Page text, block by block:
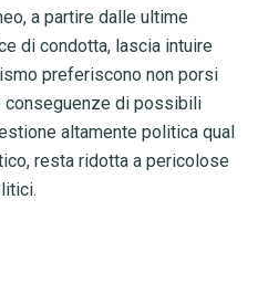
a partire dalle ultime
di condotta, lascia intuire
preferiscono non porsi
conseguenze di possibili
altamente politica qual
resta ridotta a pericolose